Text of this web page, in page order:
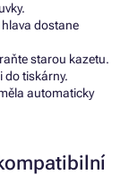
dostane
starou kazetu.
do tiskárny.
automaticky